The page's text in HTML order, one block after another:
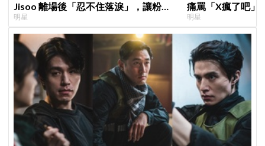
Jisoo 離場後「忍不住落淚」，讓粉絲
看了好心疼
明星
痛罵「X瘋了吧」
明星